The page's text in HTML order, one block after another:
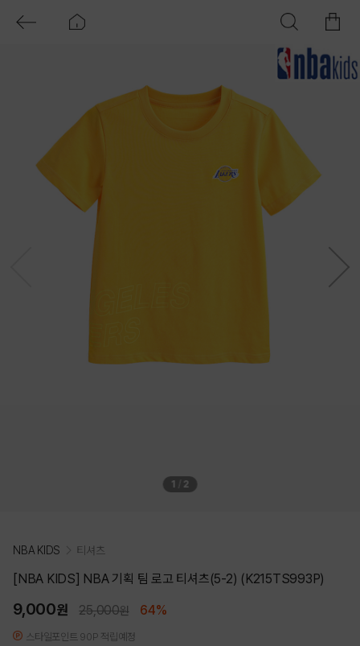
1 2
NBA KIDS 티셔츠
[NBA KIDS] NBA 기획 팀 로고 티셔츠(5-2) (K215TS993P)
9,000원 25,000원 64%
스타일포인트 90P 적립예정